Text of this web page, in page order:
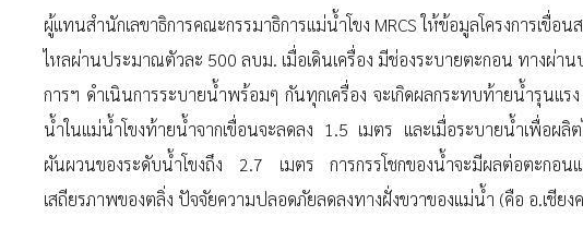
ผู้แทนสำนักเลขาธิการคณะกรรมาธิการแม่น้ำโขง MRCS ให้ข้อมูลโครงการเ
ไหลผ่านประมาณตัวละ 500 ลบม. เมื่อเดินเครื่อง มีช่องระบายตะกอน ทางผ่
การฯ ดำเนินการระบายน้ำพร้อมๆ กันทุกเครื่อง จะเกิดผลกระทบท้ายน้ำรุนแ
น้ำในแม่น้ำโขงท้ายน้ำจากเขื่อนจะลดลง 1.5 เมตร และเมื่อระบายน้ำเพื่อ
ผันผวนของระดับน้ำโขงถึง 2.7 เมตร การกรรโชกของน้ำจะมีผลต่อตะกอน
เสถียรภาพของตลิ่ง ปัจจัยความปลอดภัยลดลงทางฝั่งขวาของแม่น้ำ (คือ อ.เชียง